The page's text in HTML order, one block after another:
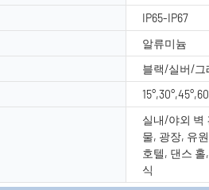
IP65-IP67
알류미늄
블랙/실버/그
실내/야외 벽
물, 광장, 유
호텔, 댄스
식